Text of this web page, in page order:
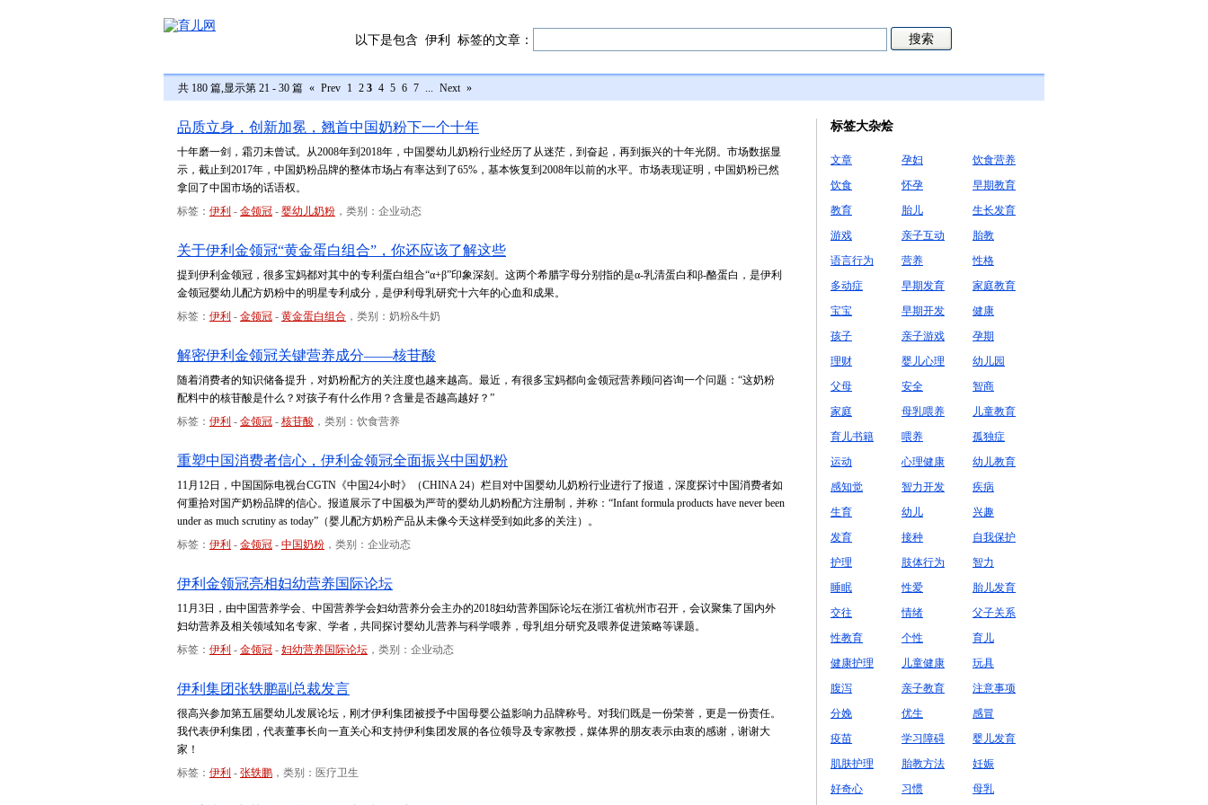
以下是包含 伊利 标签的文章：
共 180 篇,显示第 21 - 30 篇 « Prev 1 2 3 4 5 6 7 ... Next »
品质立身，创新加冕，翘首中国奶粉下一个十年
十年磨一剑，霜刃未曾试。从2008年到2018年，中国婴幼儿奶粉行业经历了从迷茫，到奋起，再到振兴的十年光阴。市场数据显
示，截止到2017年，中国奶粉品牌的整体市场占有率达到了65%，基本恢复到2008年以前的水平。市场表现证明，中国奶粉已然
拿回了中国市场的话语权。
标签： 伊利 - 金领冠 - 婴幼儿奶粉 ，类别：企业动态
关于伊利金领冠“黄金蛋白组合”，你还应该了解这些
提到伊利金领冠，很多宝妈都对其中的专利蛋白组合“α+β”印象深刻。这两个希腊字母分别指的是α-乳清蛋白和β-酪蛋白，是伊利
金领冠婴幼儿配方奶粉中的明星专利成分，是伊利母乳研究十六年的心血和成果。
标签： 伊利 - 金领冠 - 黄金蛋白组合 ，类别：奶粉&牛奶
解密伊利金领冠关键营养成分——核苷酸
随着消费者的知识储备提升，对奶粉配方的关注度也越来越高。最近，有很多宝妈都向金领冠营养顾问咨询一个问题：“这奶粉
配料中的核苷酸是什么？对孩子有什么作用？含量是否越高越好？”
标签： 伊利 - 金领冠 - 核苷酸 ，类别：饮食营养
重塑中国消费者信心，伊利金领冠全面振兴中国奶粉
11月12日，中国国际电视台CGTN《中国24小时》（CHINA 24）栏目对中国婴幼儿奶粉行业进行了报道，深度探讨中国消费者如
何重拾对国产奶粉品牌的信心。报道展示了中国极为严苛的婴幼儿奶粉配方注册制，并称：“Infant formula products have never been
under as much scrutiny as today”（婴儿配方奶粉产品从未像今天这样受到如此多的关注）。
标签： 伊利 - 金领冠 - 中国奶粉 ，类别：企业动态
伊利金领冠亮相妇幼营养国际论坛
11月3日，由中国营养学会、中国营养学会妇幼营养分会主办的2018妇幼营养国际论坛在浙江省杭州市召开，会议聚集了国内外
妇幼营养及相关领域知名专家、学者，共同探讨婴幼儿营养与科学喂养，母乳组分研究及喂养促进策略等课题。
标签： 伊利 - 金领冠 - 妇幼营养国际论坛 ，类别：企业动态
伊利集团张轶鹏副总裁发言
很高兴参加第五届婴幼儿发展论坛，刚才伊利集团被授予中国母婴公益影响力品牌称号。对我们既是一份荣誉，更是一份责任。
我代表伊利集团，代表董事长向一直关心和支持伊利集团发展的各位领导及专家教授，媒体界的朋友表示由衷的感谢，谢谢大
家！
标签： 伊利 - 张轶鹏 ，类别：医疗卫生
标签大杂烩
文章 孕妇
饮食营养
饮食
怀孕
早期教育
教育
胎儿
生长发育
游戏
亲子互动
胎教
语言行为
营养
性格
多动症
早期发育
家庭教育
宝宝
早期开发
健康
孩子
亲子游戏
孕期
理财
婴儿心理
幼儿园
父母
安全
智商
家庭
母乳喂养
儿童教育
育儿书籍
喂养
孤独症
运动
心理健康
幼儿教育
感知觉
智力开发
疾病
生育
幼儿
兴趣
发育
接种
自我保护
护理
肢体行为
智力
睡眠
性爱
胎儿发育
交往
情绪
父子关系
性教育
个性
育儿
健康护理
儿童健康
玩具
腹泻
亲子教育
注意事项
分娩
优生
感冒
疫苗
学习障碍
婴儿发育
肌肤护理
胎教方法
妊娠
好奇心
习惯
母乳